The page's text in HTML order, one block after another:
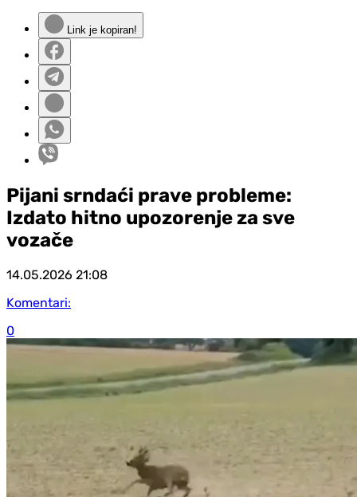
Link je kopiran!
Pijani srndaći prave probleme:
Izdato hitno upozorenje za sve
vozače
14.05.2026 21:08
Komentari:
0